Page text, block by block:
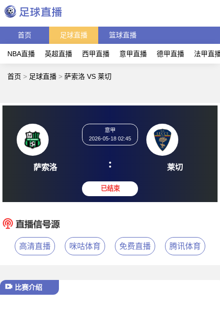
首页 足球直播 篮球直播
NBA直播 英超直播 西甲直播 意甲直播 德甲直播 法甲直
首页 > 足球直播 > 萨索洛 VS 莱切
萨索洛
2026-05-18 02:45
: 莱
高清直播 咪咕体育 免费直播 腾讯体育
比赛介绍